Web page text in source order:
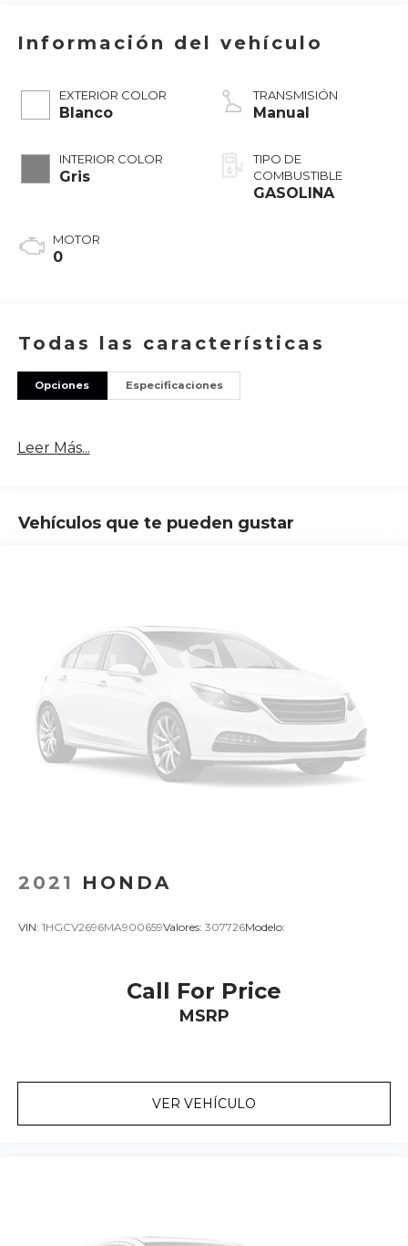
Información del vehículo
EXTERIOR COLOR
Blanco
INTERIOR COLOR
Gris
MOTOR
0
TRANSMISIÓN
Manual
TIPO DE
COMBUSTIBLE
GASOLINA
Todas las características
Opciones Especificaciones
Leer Más...
Vehículos que te pueden gustar
2021 HONDA
VIN: 1HGCV2696MA900659Valores: 307726Modelo:
Call For Price
MSRP
VER VEHÍCULO